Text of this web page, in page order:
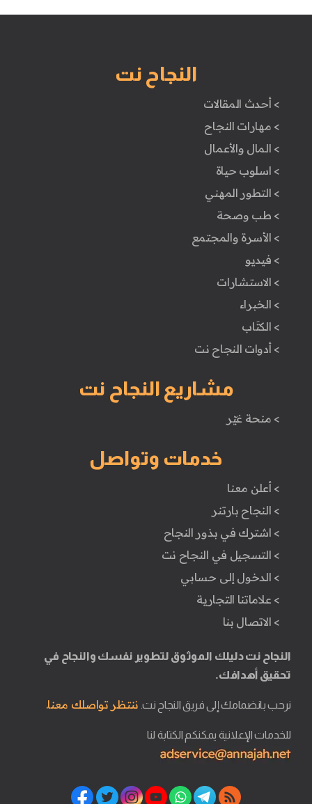
النجاح نت
> أحدث المقالات
> مهارات النجاح
> المال والأعمال
> اسلوب حياة
> التطور المهني
> طب وصحة
> الأسرة والمجتمع
> فيديو
> الاستشارات
> الخبراء
> الكتَاب
> أدوات النجاح نت
مشاريع النجاح نت
> منحة غيّر
خدمات وتواصل
> أعلن معنا
> النجاح بارتنر
> اشترك في بذور النجاح
> التسجيل في النجاح نت
> الدخول إلى حسابي
> علاماتنا التجارية
> الاتصال بنا
النجاح نت دليلك الموثوق لتطوير نفسك والنجاح في
تحقيق أهدافك.
نرحب بانضمامك إلى فريق النجاح نت. ننتظر تواصلك معنا.
للخدمات الإعلانية يمكنكم الكتابة لنا